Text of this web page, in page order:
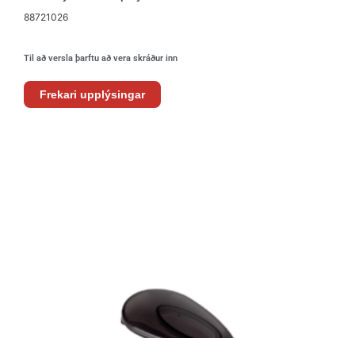
88721026
Til að versla þarftu að vera skráður inn
Frekari upplýsingar